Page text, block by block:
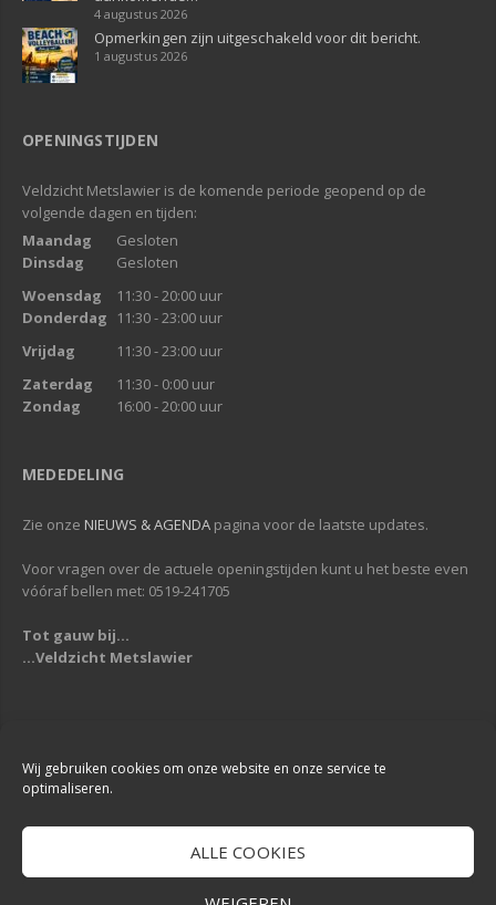
Wij gebruiken cookies om onze website en onze service te
optimaliseren.
ALLE COOKIES
4 augustus 2026
Opmerkingen zijn uitgeschakeld voor dit bericht.
1 augustus 2026
OPENINGSTIJDEN
Veldzicht Metslawier is de komende periode geopend op de
volgende dagen en tijden:
Maandag
Gesloten
Dinsdag
Gesloten
Woensdag
11:30 - 20:00 uur
Donderdag
11:30 - 23:00 uur
Vrijdag
11:30 - 23:00 uur
Zaterdag
11:30 - 0:00 uur
Zondag
16:00 - 20:00 uur
MEDEDELING
Zie onze NIEUWS & AGENDA pagina voor de laatste updates.
Voor vragen over de actuele openingstijden kunt u het beste even
vóóraf bellen met: 0519-241705
Tot gauw bij...
...Veldzicht Metslawier
| Webdesign & Development -DigiReus